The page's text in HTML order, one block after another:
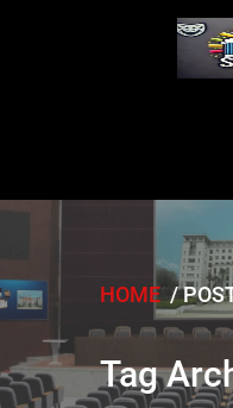
HOME/
Tag